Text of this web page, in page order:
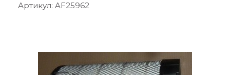
Артикул: AF25962